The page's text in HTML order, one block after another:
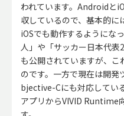
われています。Androidと
収しているので、基本的に
iOSでも動作するようにな
人」や「サッカー日本代表
も公開されていますが、
のです。一方で現在は開発
bjective-Cにも対応してい
アプリからVIVID Runtime